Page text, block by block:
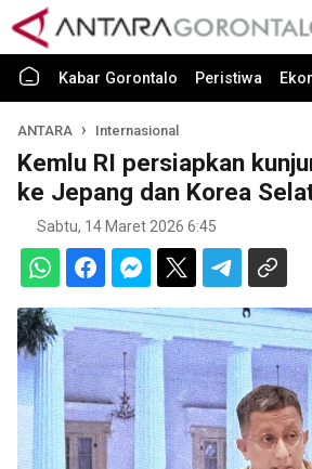
Kabar Gorontalo Peristiwa
ANTARA Internasional
Kemlu RI persiapkan
ke Jepang dan Korea
Sabtu, 14 Maret 2026 6:45